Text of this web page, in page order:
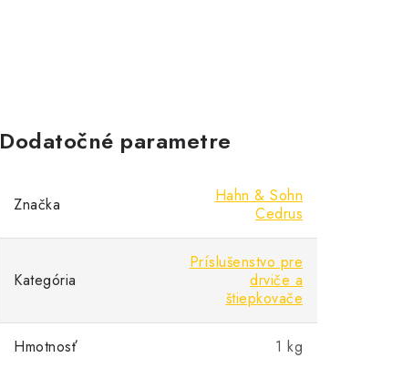
Dodatočné parametre
Značka
Hahn & Sohn
Cedrus
Kategória
Príslušenstvo pre
drviče a
štiepkovače
Hmotnosť 1 kg